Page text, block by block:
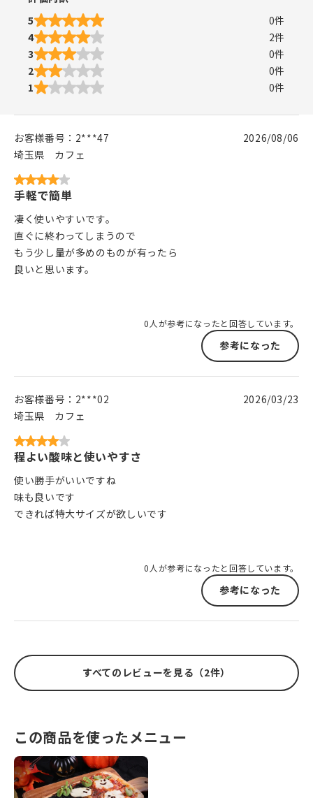
5
0件
4
2件
3
0件
2
0件
1
0件
お客様番号： 2***47
埼玉県
カフェ
2026/08/06
手軽で簡単
凄く使いやすいです。
直ぐに終わってしまうので
もう少し量が多めのものが有ったら
良いと思います。
0人が参考になったと回答しています。
参考になった
お客様番号： 2***02
埼玉県
カフェ
2026/03/23
程よい酸味と使いやすさ
使い勝手がいいですね
味も良いです
できれば特大サイズが欲しいです
0人が参考になったと回答しています。
参考になった
すべてのレビューを見る（2件）
この商品を使ったメニュー